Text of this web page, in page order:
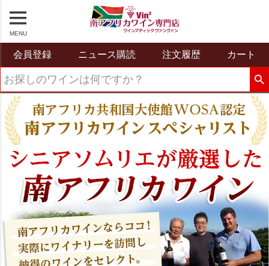
MENU
会員登録 ニュース購読 注文履歴 カート